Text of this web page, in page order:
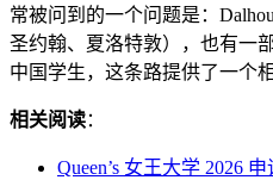
常被问到的一个问题是：
圣约翰、夏洛特敦），也有一
中国学生，这条路提供了一个
相关阅读：
Queen’s 女王大学 2026